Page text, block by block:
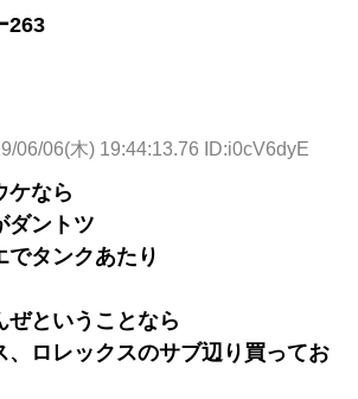
263
06/06(木) 19:44:13.76 ID:i0cV6dyE
ケなら
ダントツ
でタンクあたり
ぜということなら
、ロレックスのサブ辺り買ってお